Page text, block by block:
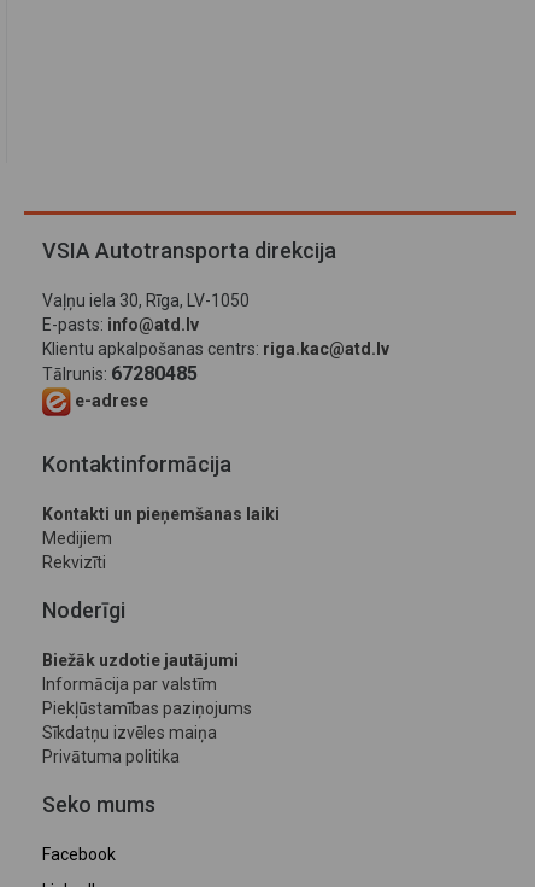
VSIA Autotransporta direkcija
Vaļņu iela 30, Rīga, LV-1050
E-pasts: info@atd.lv
Klientu apkalpošanas centrs: riga.kac@atd.lv
Tālrunis: 67280485
e-adrese
Kontaktinformācija
Kontakti un pieņemšanas laiki
Medijiem
Rekvizīti
Noderīgi
Biežāk uzdotie jautājumi
Informācija par valstīm
Piekļūstamības paziņojums
Sīkdatņu izvēles maiņa
Privātuma politika
Seko mums
Facebook